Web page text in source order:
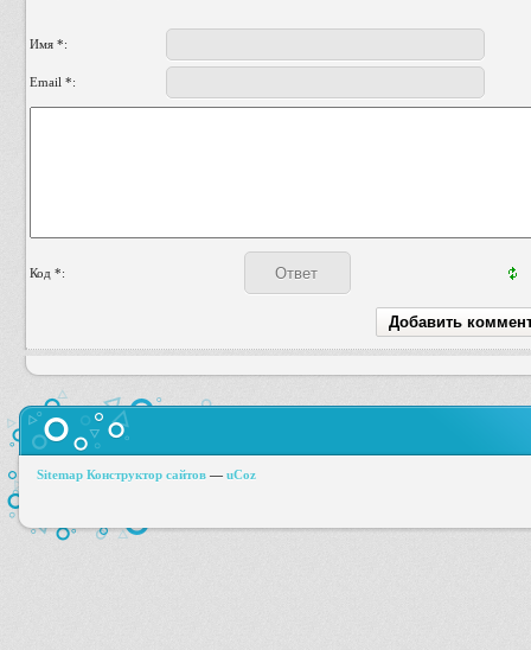
Имя *:
Email *:
Код *:
Sitemap Конструктор сайтов — uCoz